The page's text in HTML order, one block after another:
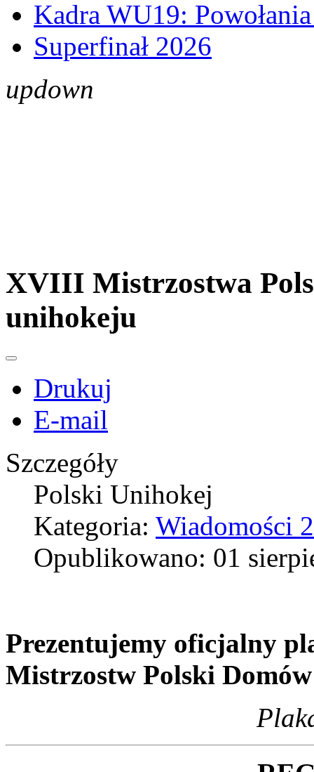
Kadra WU19:
Superfinał 2026
updown
XVIII Mistrzostwa
unihokeju
Drukuj
E-mail
Szczegóły
Polski Unihokej
Kategoria: Wiadomości
Opublikowano: 01
Prezentujemy oficjalny
Mistrzostw Polski